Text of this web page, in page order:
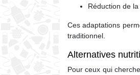
Réduction de
Ces adaptations
traditionnel.
Alternatives
Pour ceux qui